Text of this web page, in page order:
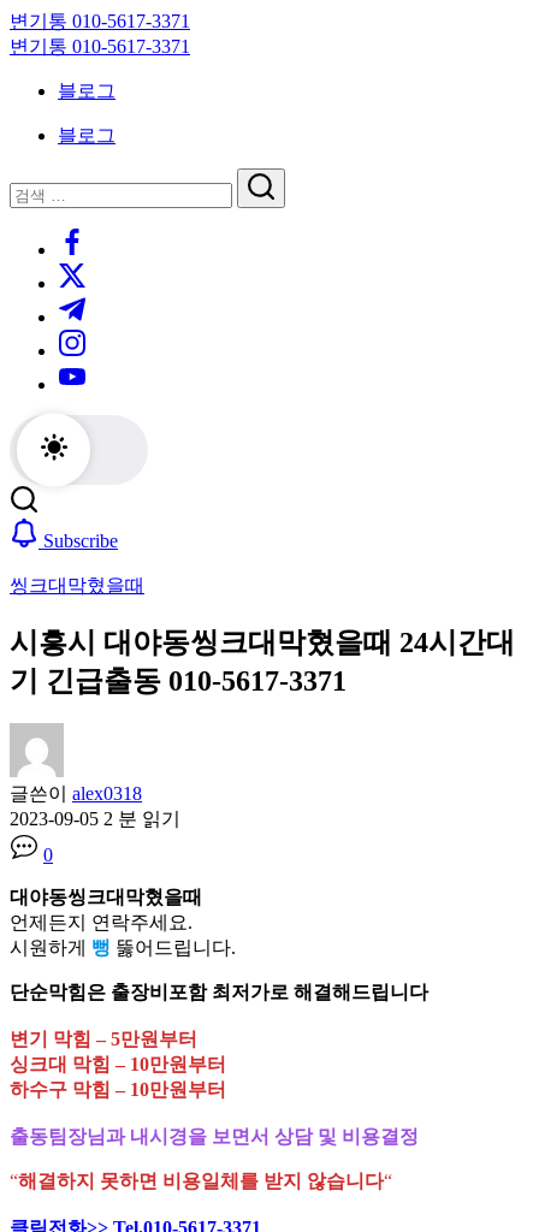
Skip
to
content
변기통 010-5617-3371
변
대
기
변기통 010-5617-3371
크
대
기
블로그
블로그
닫
기
검
검
https://www.facebook.com/
https://twitter.com/
https://t.me/
https://www.instagram.com/
https://youtube.com/
Subscribe
씽크대막혔을때
시흥시 대야동씽크대막혔을때 24시간대
기 긴급출동 010-5617-3371
글쓴이 alex0318
2023-09-05 2 분 읽기
0
대야동씽크대막혔을때
언제든지 연락주세요.
시원하게 뻥 뚫어드립니다.
단순막힘은 출장비포함 최저가로 해결해드립니다
변기 막힘 – 5만원부터
싱크대 막힘 – 10만원부터
하수구 막힘 – 10만원부터
출동팀장님과 내시경을 보면서 상담 및 비용결정
“해결하지 못하면 비용일체를 받지 않습니다“